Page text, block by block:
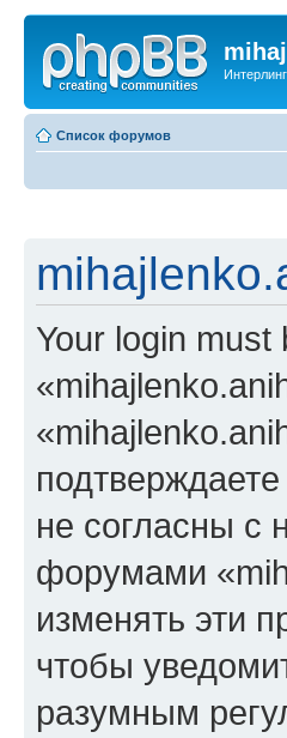
Список форумов
Your login
не согласны с
форумами
изменять эти
чтобы
разумным